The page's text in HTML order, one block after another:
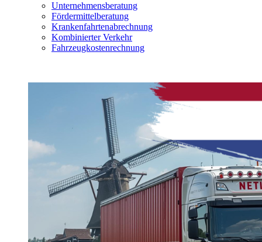
Unternehmensberatung
Fördermittelberatung
Krankenfahrtenabrechnung
Kombinierter Verkehr
Fahrzeugkostenrechnung